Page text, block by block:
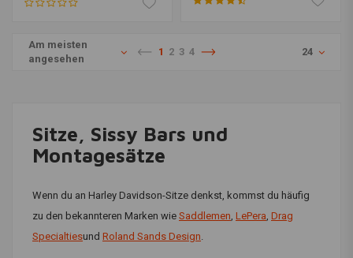
Am meisten
angesehen
1 2 3 4 24
Sitze, Sissy Bars und
Montagesätze
Wenn du an Harley Davidson-Sitze denkst, kommst du häufig
zu den bekannteren Marken wie Saddlemen, LePera, Drag
Specialtiesund Roland Sands Design.